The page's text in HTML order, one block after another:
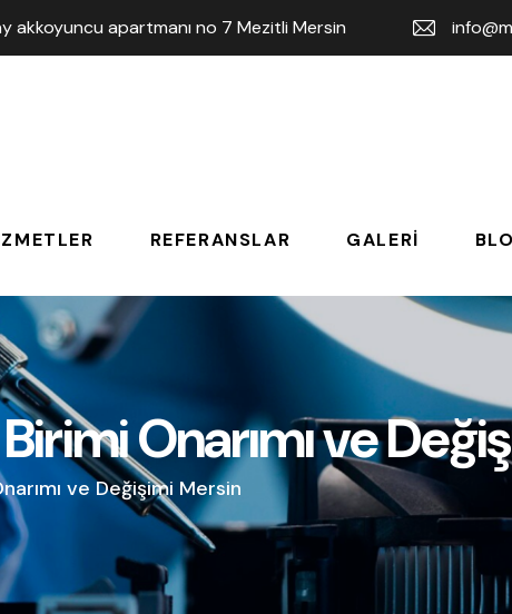
akkoyuncu apartmanı no 7 Mezitli Mersin
REFERANSLAR GALERI
Birimi Onarımı ve
ve Değişimi Mersin